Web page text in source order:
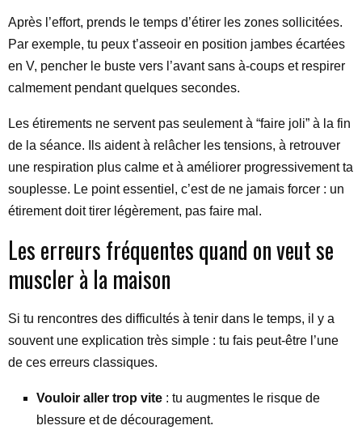
Après l’effort, prends le temps d’étirer les zones sollicitées.
Par exemple, tu peux t’asseoir en position jambes écartées
en V, pencher le buste vers l’avant sans à-coups et respirer
calmement pendant quelques secondes.
Les étirements ne servent pas seulement à “faire joli” à la fin
de la séance. Ils aident à relâcher les tensions, à retrouver
une respiration plus calme et à améliorer progressivement ta
souplesse. Le point essentiel, c’est de ne jamais forcer : un
étirement doit tirer légèrement, pas faire mal.
Les erreurs fréquentes quand on veut se
muscler à la maison
Si tu rencontres des difficultés à tenir dans le temps, il y a
souvent une explication très simple : tu fais peut-être l’une
de ces erreurs classiques.
Vouloir aller trop vite : tu augmentes le risque de
blessure et de découragement.